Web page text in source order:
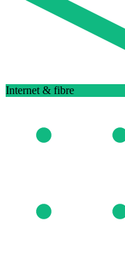
Internet & fibre